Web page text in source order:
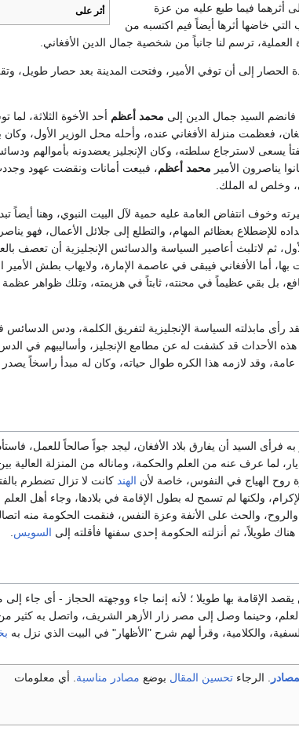
أثر على
أثرهما فيما طبع عليه من عزة
خاضها أثرها أيضاً فيم اكتسبه من
العملية، ترسم لنا جانباً من شخصية جمال الدين الأفغاني.
الحصار إلى أن توفي الأمير، وفتحت المدينة بعد حصار طويل،
فانضم السيد جمال الدين إلى محمد أعظم أحد الأخوة الثلاثة،
فعظمت منزلة الأفغاني عنده، وأحله محل الوزير الأول،
يسعى لاسترجاع سلطته، وكان الإنجليز يعضدونه بأموالهم
يناصرون الأمير محمد أعظم، فبيعت أمانات ونقضت عهود
، وخلص له الملك.
وخوف انتفاض العامة عليه حمية لآل البيت النبوي، وهنا أيضاً
للإضطلاع بعظائم المهام، والتطلع إلى جلائل الأعمال، فهو
ثم لاتلبث أعاصير السياسة والدسائس الإنجليزية أن تعصف
أما الأفغاني فيبقى في عاصمة الإمارة، ولايهاب بطش الأمير
بل بقي عظيماً في محنته، ثابتاً في هزيمته، وتلك ظواهر
رأى مابذلته السياسة الإنجليزية لتفريق الكلمة، ودس الدسائس
أن هذه الأحداث قد كشفت له عن مطامع الإنجليز، وأساليبهم في
عامة، وقد لازمه هذا الكره طوال حياته، وكان له مبدأ راسخاً
به فرأى السيد أن يفارق بلاد الأفغان، ليجد جواً صالحاً للعمل،
لما عرف عنه من العلم والحكمة، وماناله من المنزلة
روح الهياج في النفوس، خاصة لأن الهند كانت لا تزال تضطرم
ولكنها لم تسمح له بطول الإقامة في بلادها، وجاء أهل
والحث على الأنفة وعزة النفس، فنقمت الحكومة منه اتصاله
طويلاً، ثم أنزلته الحكومة إحدى سفنها فأقلته إلى السويس
الإقامة بها طويلا ؛ لأنه إنما جاء ووجهته الحجاز - أى جاء إلى
وحينما وصل إلى مصر زار الأزهر الشريف، واتصل به كثير
والكلامية، وقرأ لهم شرح "الأظهار" في البيت الذي نزل به
. الرجاء تحسين المقال بوضع مصادر مناسبة. أي معلومات